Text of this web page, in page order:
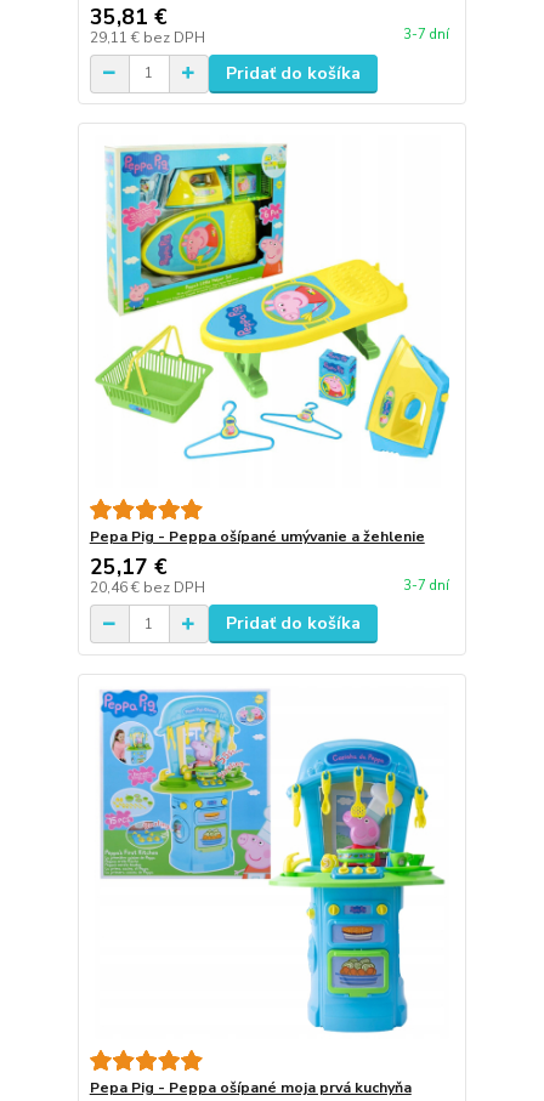
35,81 €
29,11 € bez DPH 3-7 dní
Pridať do košíka
Pepa Pig - Peppa ošípané umývanie a žehlenie
25,17 €
20,46 € bez DPH 3-7 dní
Pridať do košíka
Pepa Pig - Peppa ošípané moja prvá kuchyňa